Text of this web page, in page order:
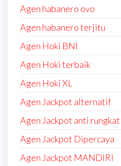
Agen habanero ovo
Agen habanero terjitu
Agen Hoki BNI
Agen Hoki terbaik
Agen Hoki XL
Agen Jackpot alternatif
Agen Jackpot anti rungkat
Agen Jackpot Dipercaya
Agen Jackpot MANDIRI